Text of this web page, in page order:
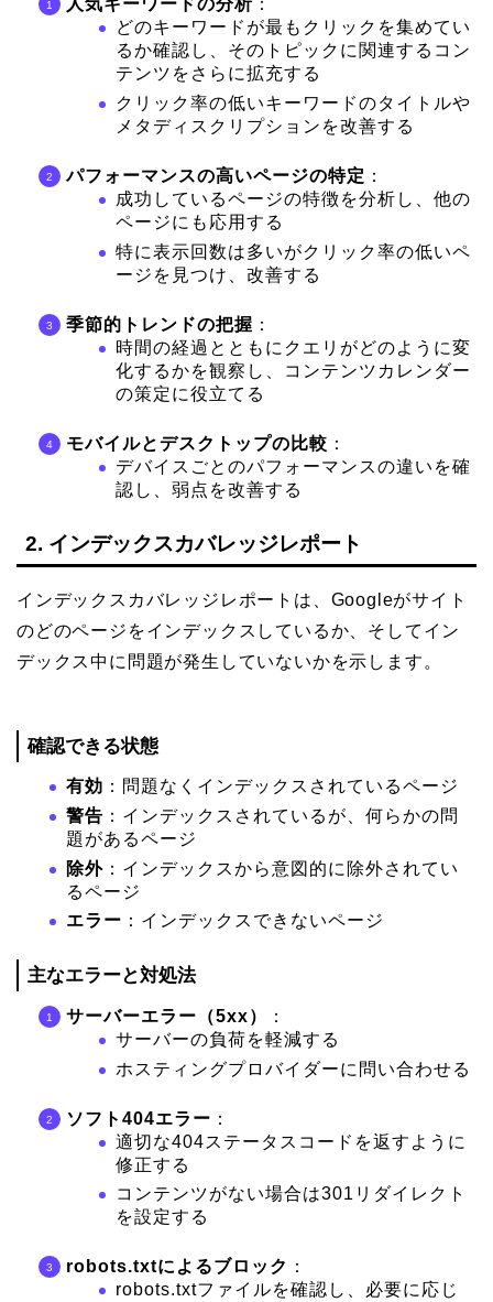
人気キーワードの分析 ：
どのキーワードが最もクリックを集めてい
るか確認し、そのトピックに関連するコン
テンツをさらに拡充する
クリック率の低いキーワードのタイトルや
メタディスクリプションを改善する
パフォーマンスの高いページの特定 ：
成功しているページの特徴を分析し、他の
ページにも応用する
特に表示回数は多いがクリック率の低いペ
ージを見つけ、改善する
季節的トレンドの把握 ：
時間の経過とともにクエリがどのように変
化するかを観察し、コンテンツカレンダー
の策定に役立てる
モバイルとデスクトップの比較 ：
デバイスごとのパフォーマンスの違いを確
認し、弱点を改善する
2. インデックスカバレッジレポート
インデックスカバレッジレポートは、Googleがサイト
のどのページをインデックスしているか、そしてイン
デックス中に問題が発生していないかを示します。
確認できる状態
有効 ：問題なくインデックスされているページ
警告 ：インデックスされているが、何らかの問
題があるページ
除外 ：インデックスから意図的に除外されてい
るページ
エラー ：インデックスできないページ
主なエラーと対処法
サーバーエラー（5xx）
：
サーバーの負荷を軽減する
ホスティングプロバイダーに問い合わせる
ソフト404エラー ：
適切な404ステータスコードを返すように
修正する
コンテンツがない場合は301リダイレクト
を設定する
robots.txtによるブロック ：
robots.txtファイルを確認し、必要に応じ